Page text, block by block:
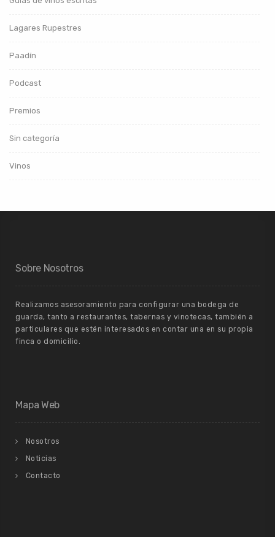
Lagares Rupestres
Paadín
Podcast
Premios
Sin categoría
Vinos
Sobre Nosotros
Realizamos asesoramiento para configurar una bodega de
guarda, tanto a restaurantes, tabernas y vinotecas, también a
particulares que estén interesados en contar una en su propia
finca o domicilio.
Mapa Web
Nosotros
Noticias
Contacto